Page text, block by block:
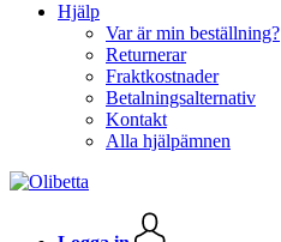
Hjälp
Var är min beställning?
Returnerar
Fraktkostnader
Betalningsalternativ
Kontakt
Alla hjälpämnen